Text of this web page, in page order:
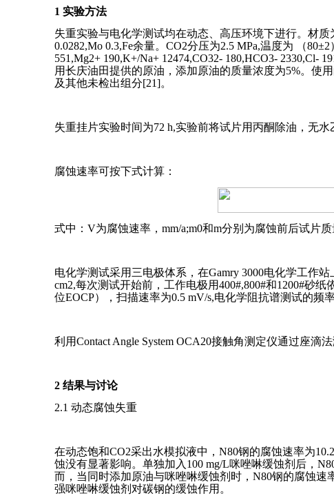
1 实验方法
失重实验与电化学测试均在动态、高压环境下进行。材质
0.0282,Mo 0.3,Fe余量。CO2分压为2.5 MPa,温度为 （
551,Mg2+ 190,K+/Na+ 12474,CO32- 180,HCO3-
用长庆油田提供的原油，添加原油的质量浓度为5%。使
及其他未检出组分[21]。
失重挂片实验时间为72 h,实验前将试片用丙酮除油，无
腐蚀速率可按下式计算：
式中：V为腐蚀速率，mm/a;m0和m分别为腐蚀前后试片
电化学测试采用三电极体系，在Gamry 3000电化学工作
cm2,每次测试开始前，工作电极用400#,800#和1200#砂
位EOCP），扫描速率为0.5 mV/s,电化学阻抗谱测试的频
利用Contact Angle System OCA20接触角测定仪通过座滴
2 结果与讨论
2.1 动态腐蚀失重
在动态饱和CO2采出水模拟液中，N80钢的腐蚀速率为
蚀没有显著影响。单独加入100 mg/L咪唑啉缓蚀剂后，
而，当同时添加原油与咪唑啉缓蚀剂时，N80钢的腐蚀速
强咪唑啉缓蚀剂对碳钢的缓蚀作用。